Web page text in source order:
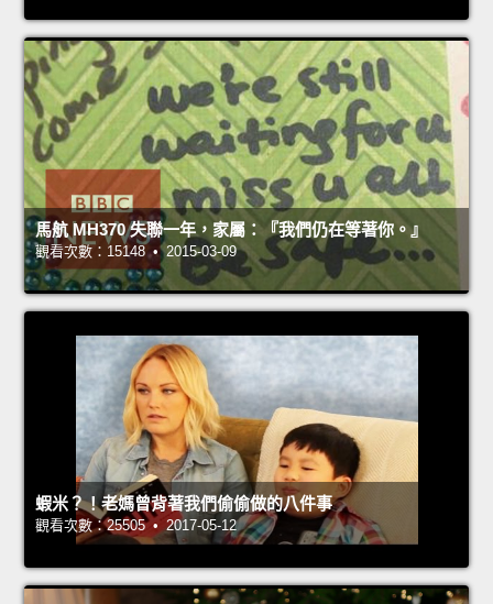
馬航 MH370 失聯一年，家屬：『我們仍在等著你。』
觀看次數：15148 • 2015-03-09
蝦米？！老媽曾背著我們偷偷做的八件事
觀看次數：25505 • 2017-05-12